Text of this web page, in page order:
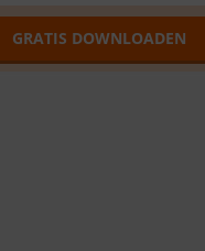
GRATIS DOWNLOADEN